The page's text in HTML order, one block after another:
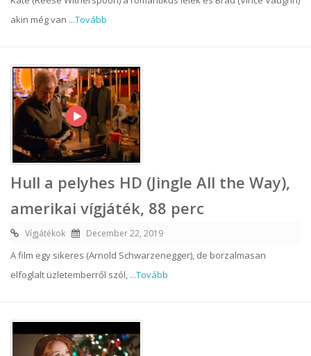
akin még van ...Tovább
Hull a pelyhes HD (Jingle All the Way),
amerikai vígjáték, 88 perc
Vígjátékok December 22, 2019
A film egy sikeres (Arnold Schwarzenegger), de borzalmasan
elfoglalt üzletemberről szól, ...Tovább